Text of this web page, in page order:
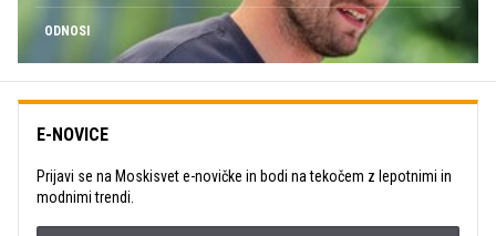
ODNOSI
E-NOVICE
Prijavi se na Moskisvet e-novičke in bodi na tekočem z lepotnimi in
modnimi trendi.